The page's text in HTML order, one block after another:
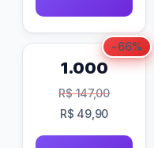
-66%
1.000
R$147,00
R$ 49,90